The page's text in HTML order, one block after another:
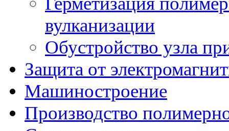
вулканизации
Обустройство узла
Защита от
Машиностроение
Производство